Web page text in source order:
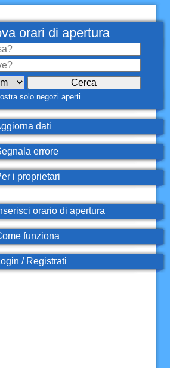
orari di apertura
solo negozi aperti
dati
errore
i proprietari
orario di apertura
funziona
/ Registrati